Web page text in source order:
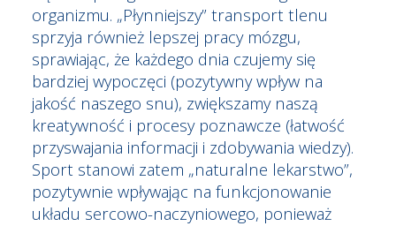
organizmu. „Płynniejszy” transport tlenu
sprzyja również lepszej pracy mózgu,
sprawiając, że każdego dnia czujemy się
bardziej wypoczęci (pozytywny wpływ na
jakość naszego snu), zwiększamy naszą
kreatywność i procesy poznawcze (łatwość
przyswajania informacji i zdobywania wiedzy).
Sport stanowi zatem „naturalne lekarstwo”,
pozytywnie wpływając na funkcjonowanie
układu sercowo-naczyniowego, ponieważ